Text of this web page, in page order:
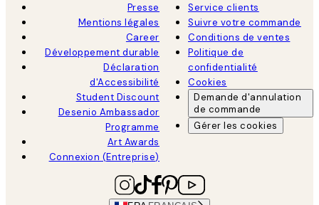
Presse
Mentions légales
Career
Développement durable
Déclaration
d'Accessibilité
Student Discount
Desenio Ambassador
Programme
Art Awards
Connexion (Entreprise)
Service clients
Suivre votre commande
Conditions de ventes
Politique de
confidentialité
Cookies
Demande d'annulation
de commande
Gérer les cookies